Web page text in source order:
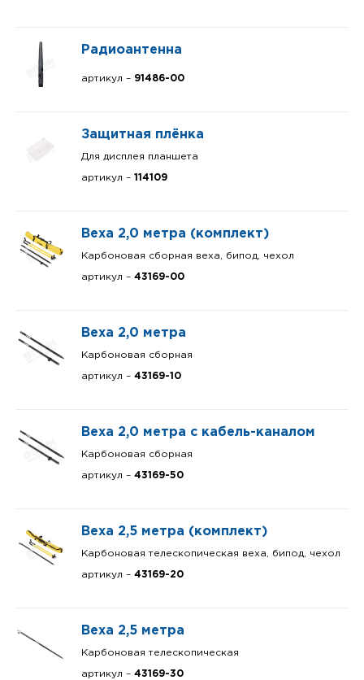
Радиоантенна
артикул – 91486-00
Защитная плёнка
Для дисплея планшета
артикул – 114109
Веха 2,0 метра (комплект)
Карбоновая сборная веха, бипод, чехол
артикул – 43169-00
Веха 2,0 метра
Карбоновая сборная
артикул – 43169-10
Веха 2,0 метра с кабель-каналом
Карбоновая сборная
артикул – 43169-50
Веха 2,5 метра (комплект)
Карбоновая телескопическая веха, бипод, чехол
артикул – 43169-20
Веха 2,5 метра
Карбоновая телескопическая
артикул – 43169-30